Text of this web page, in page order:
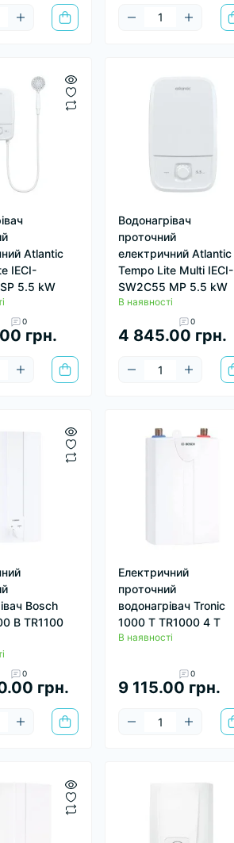
Atlantic
IECI-
5.5 kW
0
грн.
Водонагрівач
проточний
електричний Atlantic
Tempo Lite Multi IECI-
SW2C55 MP 5.5 kW
В наявності
0
4 845.00 грн.
Bosch
B TR1100
0
грн.
Електричний
проточний
водонагрівач Tronic
1000 T TR1000 4 T
В наявності
0
9 115.00 грн.